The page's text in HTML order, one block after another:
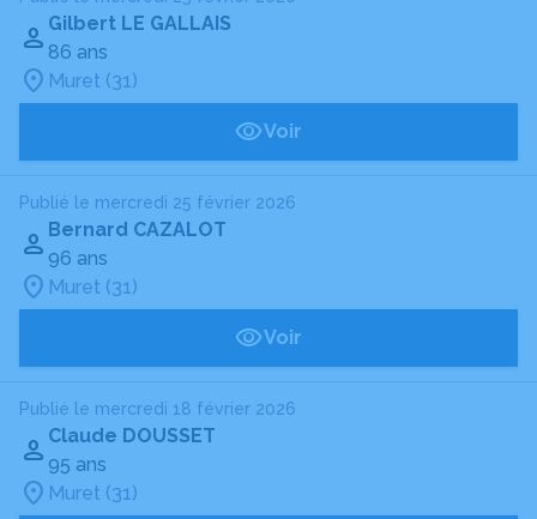
Gilbert LE GALLAIS
86 ans
Muret (31)
Voir
Publié le mercredi 25 février 2026
Bernard CAZALOT
96 ans
Muret (31)
Voir
Publié le mercredi 18 février 2026
Claude DOUSSET
95 ans
Muret (31)